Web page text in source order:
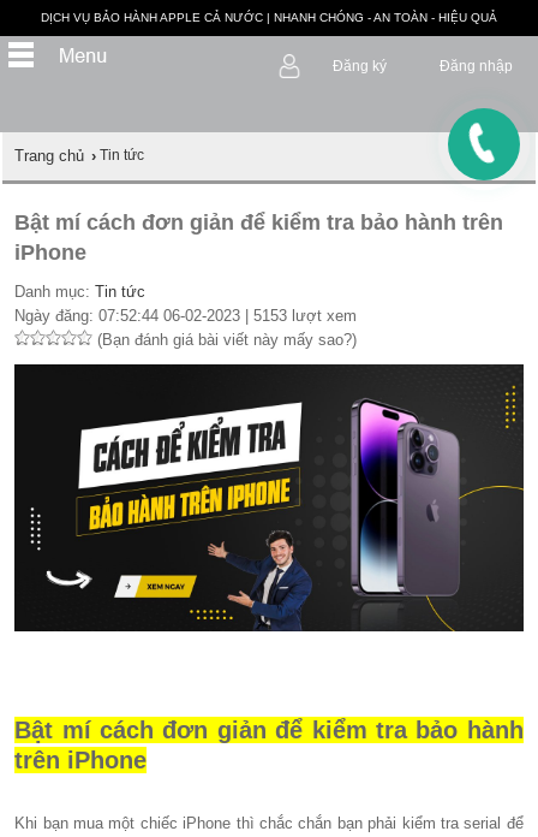
DỊCH VỤ BẢO HÀNH APPLE CẢ NƯỚC | NHANH CHÓNG - AN TOÀN - HIỆU QUẢ
Đăng nhập
Đăng ký
Trang chủ › Tin tức
Bật mí cách đơn giản để kiểm tra bảo hành trên
iPhone
Danh mục:Tin tức
Ngày đăng: 07:52:44 06-02-2023 | 5153 lượt xem
(Bạn đánh giá bài viết này mấy sao?)
Bật mí cách đơn giản để kiểm tra bảo hành
trên iPhone
Khi bạn mua một chiếc iPhone thì chắc chắn bạn phải kiểm tra serial để